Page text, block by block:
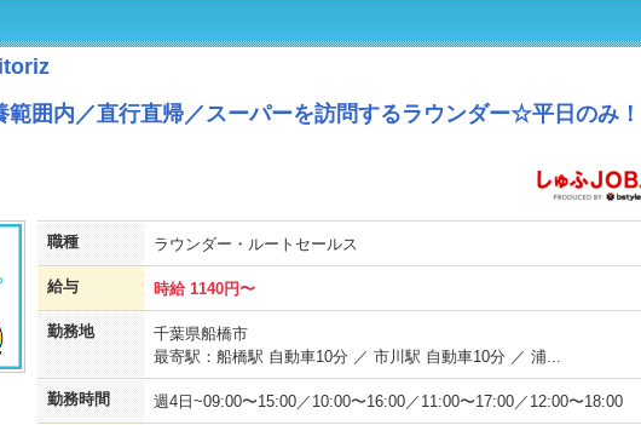
囲内／直行直帰／スーパーを訪問するラウンダー☆平日のみ！
職種 ラウンダー・ルートセールス
給与 時給 1140円〜
勤務地
千葉県船橋市
最寄駅：船橋駅 自動車10分 ／ 市川駅 自動車10分 ／ 浦...
勤務時間 週4日~09:00〜15:00／10:00〜16:00／11:00〜17:00／12:00〜18:00